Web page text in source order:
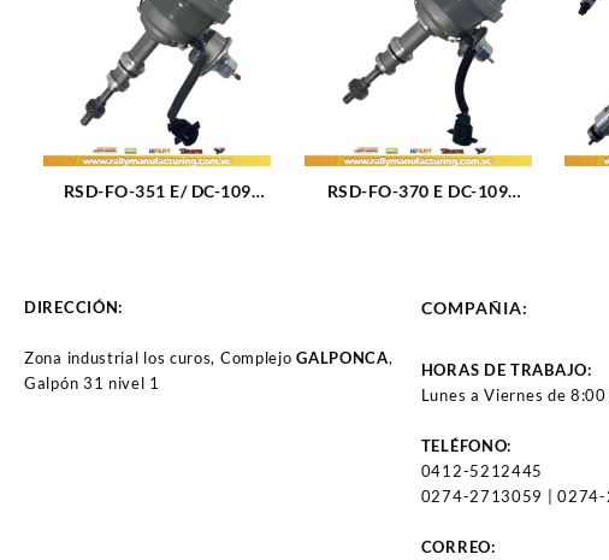
NORMAL (2383)
RSD-FO-351 E/ DC-109
109 (369)
RSD-FO-370 E DC-109
DIRECCIÓN:
Zona industrial los curos, ComplejoGALPONCA,
Galpón 31 nivel 1
COMPAÑIA:
HORAS DE TRABAJO:
Lunes a Viernes de
TELÉFONO:
0412-5212445
0274-2713059 | 0274-
CORREO: